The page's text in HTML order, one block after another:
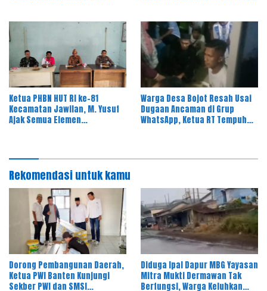
Ketua PHBN HUT RI ke-81
Kecamatan Jawilan, M. Yusuf
Ajak Semua Elemen
Warga Desa Bojot Resah Usai
Dugaan Ancaman di Grup
WhatsApp, Ketua RT Tempuh
Rekomendasi untuk kamu
Dorong Pembangunan Daerah,
Ketua PWI Banten Kunjungi
Sekber PWI dan SMSI
Diduga Ipal Dapur MBG Yayasan
Mitra Mukti Dermawan Tak
Berfungsi, Warga Keluhkan